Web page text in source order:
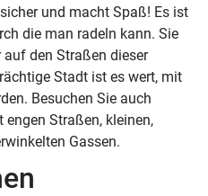
und macht Spaß! Es ist
die man radeln kann. Sie
den Straßen dieser
Stadt ist es wert, mit
Besuchen Sie auch
engen Straßen, kleinen,
Gassen.